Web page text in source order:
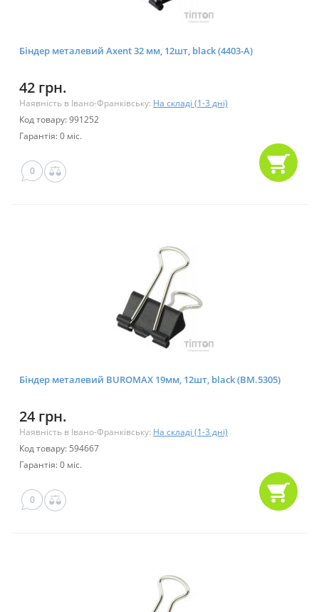
Біндер металевий Axent 32 мм, 12шт, black (4403-A)
42 грн.
Наявність в Івано-Франківську: На складі (1-3 дні)
Код товару: 991252
Гарантія: 0 міс.
0
Біндер металевий BUROMAX 19мм, 12шт, black (BM.5305)
24 грн.
Наявність в Івано-Франківську: На складі (1-3 дні)
Код товару: 594667
Гарантія: 0 міс.
0